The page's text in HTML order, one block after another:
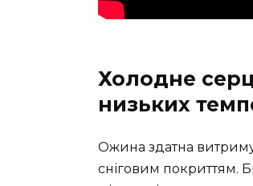
Холодне
низьких
Ожина здатна
сніговим покриттям.